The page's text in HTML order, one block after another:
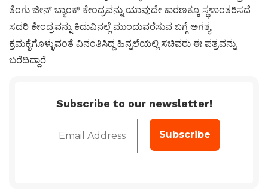
ತೆಂಗು ಜೀನ್ ಬ್ಯಾಂಕ್ ಕೇಂದ್ರವನ್ನು ಯಾವುದೇ ಕಾರಣಕ್ಕೂ ಸ್ಥಳಾಂತರಿಸದೆ
ಸದರಿ ಕೇಂದ್ರವನ್ನು ಕಿದುವಿನಲ್ಲೆ ಮುಂದುವರೆಸುವ ಬಗ್ಗೆ ಅಗತ್ಯ
ಕ್ರಮಕೈಗೊಳ್ಳುವಂತೆ ವಿನಂತಿಸಿದ್ದ ಹಿನ್ನಲೆಯಲ್ಲಿ ಸಚಿವರು ಈ ಪತ್ರವನ್ನು
ಬರೆದಿದ್ದಾರೆ.
Subscribe to our newsletter!